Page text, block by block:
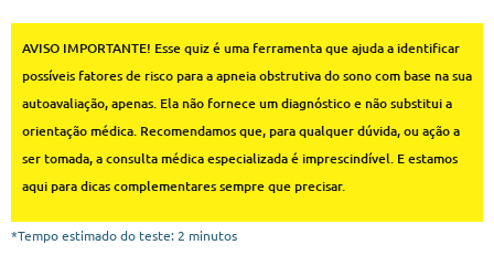
AVISO IMPORTANTE! Esse quiz é uma ferramenta que ajuda a identificar
possíveis fatores de risco para a apneia obstrutiva do sono com base na sua
autoavaliação, apenas. Ela não fornece um diagnóstico e não substitui a
orientação médica. Recomendamos que, para qualquer dúvida, ou ação a
ser tomada, a consulta médica especializada é imprescindível. E estamos
aqui para dicas complementares sempre que precisar.
*Tempo estimado do teste: 2 minutos